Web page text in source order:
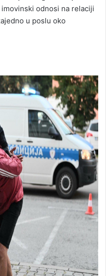
odnosi na relaciji
u poslu oko